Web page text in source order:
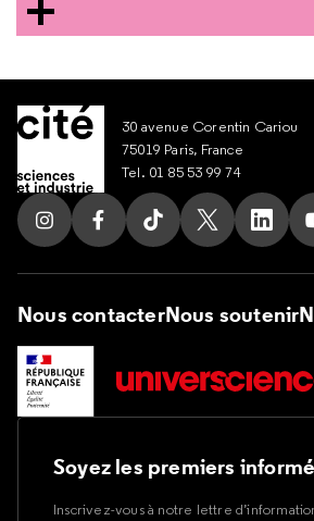
30 avenue Corentin Cariou
75019 Paris, France
Tel. 01 85 53 99 74
Suivez nous sur Instagram
Suivez nous sur Facebook
Suivez nous sur Tik
Suivez nous
Nous contacterNous soutenir
Soyez les premiers
Inscrivez-vous à notre lettre